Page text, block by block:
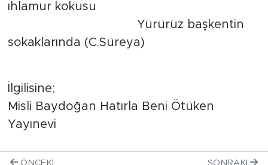
ıhlamur kokusu
Yürürüz başkentin
sokaklarında (C.Süreya)
İlgilisine;
Misli Baydoğan Hatırla Beni Ötüken
Yayınevi
ÖNCEKI SONRAKI